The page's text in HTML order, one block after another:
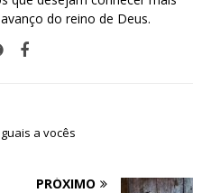
do reino de Deus.
a vocês
PRÓXIMO